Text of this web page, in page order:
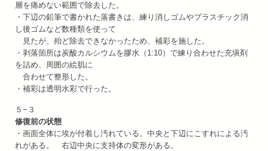
層を痛めない範囲で除去した。
・下辺の鉛筆で書かれた落書きは、練り消しゴムやプラスチック消
し後ゴムなど数種類を使って
見たが、殆ど除去できなかったため、補彩を施した。
・剥落箇所は炭酸カルシウムを膠水（1:10）で練り合わせた充塡剤
を詰め、周囲の絵肌に
合わせて整形した。
・補彩は透明水彩で行った。
５−３
修復前の状態
・画面全体に埃が付着し汚れている。中央と下辺にこすれによる汚
れがある。 右辺中央に支持体の変形がある。